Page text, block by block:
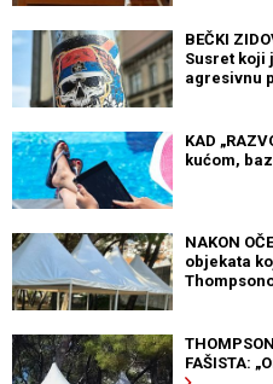
BEČKI
Susret koji
agresivnu
KAD
kućom,
NAKON
objekata
FAŠISTA: